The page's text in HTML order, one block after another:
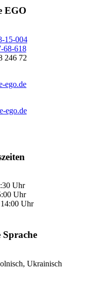
EGO
15-004
68-618
246 72
ego.de
ego.de
Uhr
Uhr
Uhr
Ukrainisch